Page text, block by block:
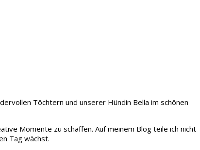
Töchtern und unserer Hündin Bella im schönen
Momente zu schaffen. Auf meinem Blog teile ich nicht
Tag wächst.